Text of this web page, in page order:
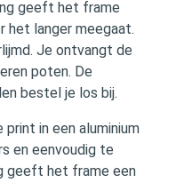
geeft het frame
het langer meegaat.
Je ontvangt de
poten. De
bestel je los bij.
in een aluminium
en eenvoudig te
geeft het frame een